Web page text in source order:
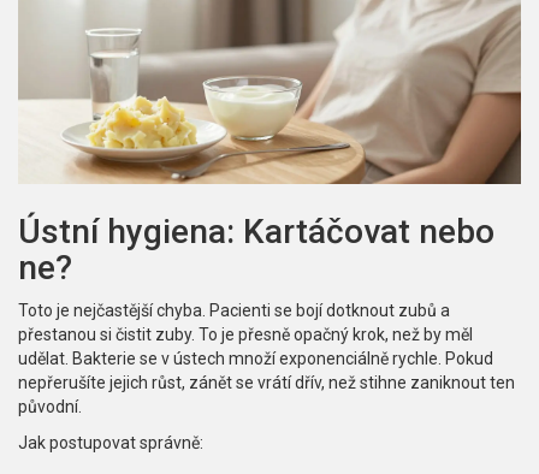
Ústní hygiena: Kartáčovat nebo
ne?
Toto je nejčastější chyba. Pacienti se bojí dotknout zubů a
přestanou si čistit zuby. To je přesně opačný krok, než by měl
udělat. Bakterie se v ústech množí exponenciálně rychle. Pokud
nepřerušíte jejich růst, zánět se vrátí dřív, než stihne zaniknout ten
původní.
Jak postupovat správně: